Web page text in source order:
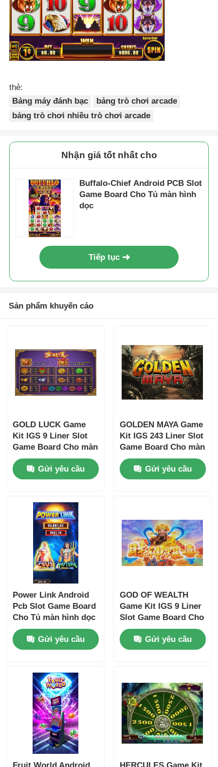
thẻ:
Bảng máy đánh bạc
bảng trò chơi arcade
bảng trò chơi nhiều trò chơi arcade
Nhận giá tốt nhất cho
Buffalo-Chief Android PCB Slot
Game Board Cho Tủ màn hình
dọc
Tiếp tục
Sản phẩm khuyến cáo
GOLD LUCK Game
Kit IGS 9 Liner Slot
Game Board Cho màn
hình ngang
Gửi yêu cầu
GOLDEN MAYA Game
Kit IGS 243 Liner Slot
Game Board Cho màn
hình ngang
Gửi yêu cầu
Power Link Android
Pcb Slot Game Board
Cho Tủ màn hình dọc
Gửi yêu cầu
GOD OF WEALTH
Game Kit IGS 9 Liner
Slot Game Board Cho
màn hình ngang
Gửi yêu cầu